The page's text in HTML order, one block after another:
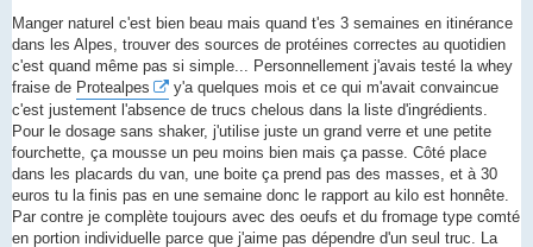
s
a
g
n
o
n
l
u
Manger naturel c'est bien beau mais quand t'es 3 semaines en itinérance
dans les Alpes, trouver des sources de protéines correctes au quotidien
c'est quand même pas si simple... Personnellement j'avais testé la whey
fraise de Protealpes
y'a quelques mois et ce qui m'avait convaincue
c'est justement l'absence de trucs chelous dans la liste d'ingrédients.
Pour le dosage sans shaker, j'utilise juste un grand verre et une petite
fourchette, ça mousse un peu moins bien mais ça passe. Côté place
dans les placards du van, une boite ça prend pas des masses, et à 30
euros tu la finis pas en une semaine donc le rapport au kilo est honnête.
Par contre je complète toujours avec des oeufs et du fromage type comté
en portion individuelle parce que j'aime pas dépendre d'un seul truc. La